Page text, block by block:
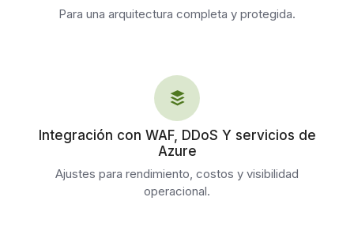
Para una arquitectura completa y protegida.
Integración con WAF, DDoS Y servicios de
Azure
Ajustes para rendimiento, costos y visibilidad
operacional.